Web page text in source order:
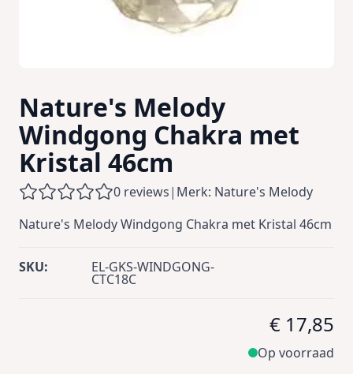
Nature's Melody
Windgong Chakra met
Kristal 46cm
0 reviews| Merk: Nature's Melody
Nature's Melody Windgong Chakra met Kristal 46cm
SKU: EL-GKS-WINDGONG-
CTC18C
€ 17,85
Op voorraad